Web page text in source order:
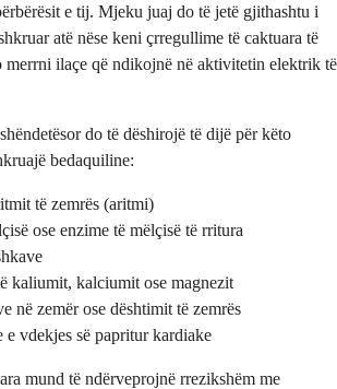
e tij. Mjeku juaj do të jetë gjithashtu i
atë nëse keni çrregullime të caktuara të
merrni ilaçe që ndikojnë në aktivitetin elektrik të
do të dëshirojë të dijë për këto
bedaquiline:
të zemrës (aritmi)
ose enzime të mëlçisë të rritura
kaliumit, kalciumit ose magnezit
në zemër ose dështimit të zemrës
vdekjes së papritur kardiake
mund të ndërveprojnë rrezikshëm me